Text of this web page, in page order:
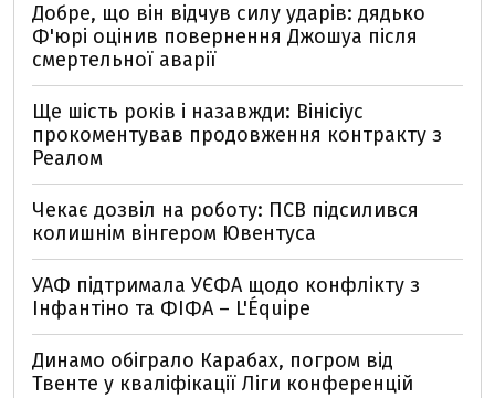
Добре, що він відчув силу ударів: дядько
Ф'юрі оцінив повернення Джошуа після
смертельної аварії
Ще шість років і назавжди: Вінісіус
прокоментував продовження контракту з
Реалом
Чекає дозвіл на роботу: ПСВ підсилився
колишнім вінгером Ювентуса
УАФ підтримала УЄФА щодо конфлікту з
Інфантіно та ФІФА – L'Équipe
Динамо обіграло Карабах, погром від
Твенте у кваліфікації Ліги конференцій